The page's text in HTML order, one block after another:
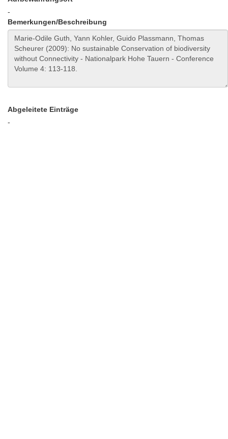
-
Bemerkungen/Beschreibung
Abgeleitete Einträge
-